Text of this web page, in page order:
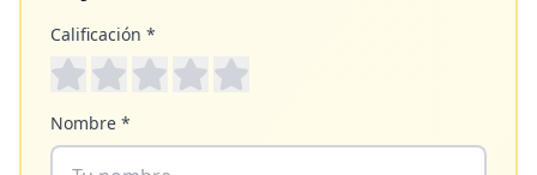
Calificación *
Nombre *